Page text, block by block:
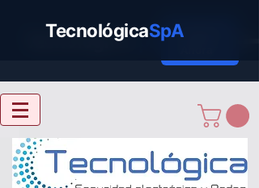
TecnológicaSpA
Cotizar
TecnológicaSpA